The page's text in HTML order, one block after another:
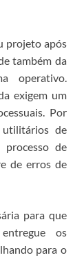
projeto após
também da
operativo.
exigem um
Por
de
de
de erros de
para que
entregue os
para o